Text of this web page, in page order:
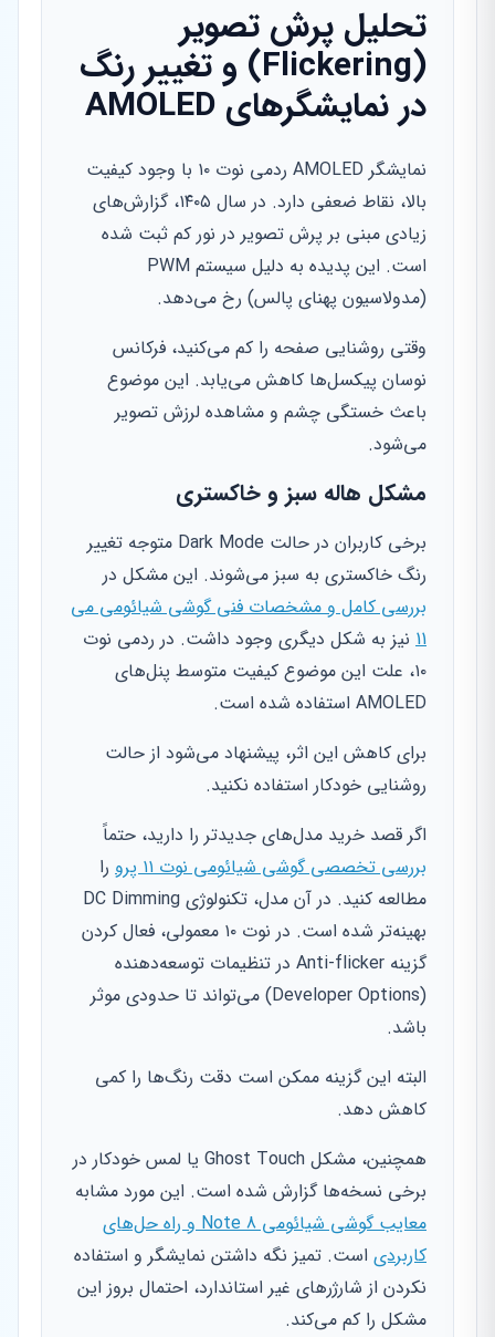
تحلیل پرش تصویر
(Flickering) و تغییر رنگ
در نمایشگرهای AMOLED
نمایشگر AMOLED ردمی نوت ۱۰ با وجود کیفیت
بالا، نقاط ضعفی دارد. در سال ۱۴۰۵، گزارش‌های
زیادی مبنی بر پرش تصویر در نور کم ثبت شده
است. این پدیده به دلیل سیستم PWM
(مدولاسیون پهنای پالس) رخ می‌دهد.
وقتی روشنایی صفحه را کم می‌کنید، فرکانس
نوسان پیکسل‌ها کاهش می‌یابد. این موضوع
باعث خستگی چشم و مشاهده لرزش تصویر
می‌شود.
مشکل هاله سبز و خاکستری
برخی کاربران در حالت Dark Mode متوجه تغییر
رنگ خاکستری به سبز می‌شوند. این مشکل در
بررسی کامل و مشخصات فنی گوشی شیائومی می
11 نیز به شکل دیگری وجود داشت. در ردمی نوت
۱۰، علت این موضوع کیفیت متوسط پنل‌های
AMOLED استفاده شده است.
برای کاهش این اثر، پیشنهاد می‌شود از حالت
روشنایی خودکار استفاده نکنید.
اگر قصد خرید مدل‌های جدیدتر را دارید، حتماً
بررسی تخصصی گوشی شیائومی نوت ۱۱ پرو
را
مطالعه کنید. در آن مدل، تکنولوژی DC Dimming
بهینه‌تر شده است. در نوت ۱۰ معمولی، فعال کردن
گزینه Anti-flicker در تنظیمات توسعه‌دهنده
(Developer Options) می‌تواند تا حدودی موثر
باشد.
البته این گزینه ممکن است دقت رنگ‌ها را کمی
کاهش دهد.
همچنین، مشکل Ghost Touch یا لمس خودکار در
برخی نسخه‌ها گزارش شده است. این مورد مشابه
معایب گوشی شیائومی Note 8 و راه حل‌های
کاربردی است. تمیز نگه داشتن نمایشگر و استفاده
نکردن از شارژرهای غیر استاندارد، احتمال بروز این
مشکل را کم می‌کند.